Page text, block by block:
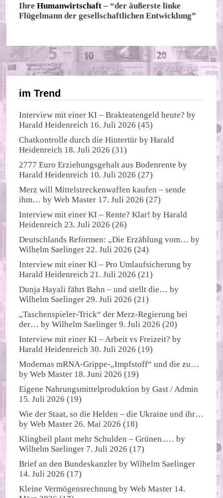
IhreHumanwirtschaft – “der äußerste linke
Flügelmann der gesellschaftlichen Entwicklung”
im Trend
Interview mit einer KI – Brakteatengeld heute? by
Harald Heidenreich 16. Juli 2026 (45)
Chatkontrolle durch die Hintertür byHarald
Heidenreich 18. Juli 2026 (31)
2777 Euro Erziehungsgehalt aus Bodenrente by
Harald Heidenreich 10. Juli 2026 (27)
Merz will Mittelstreckenwaffen kaufen – sende
ihm… byWeb Master 17. Juli 2026 (27)
Interview mit einer KI – Rente? Klar! byHarald
Heidenreich 23. Juli 2026 (26)
Deutschlands Reformen: „Die Erzählung vom… by
Wilhelm Saelinger 22. Juli 2026 (24)
Interview mit einer KI – Pro Umlaufsicherung by
Harald Heidenreich 21. Juli 2026 (21)
Dunja Hayali fährt Bahn – und stellt die… by
Wilhelm Saelinger 29. Juli 2026 (21)
„Taschenspieler-Trick“ der Merz-Regierung bei
der… byWilhelm Saelinger 9. Juli 2026 (20)
Interview mit einer KI – Arbeit vs Freizeit? by
Harald Heidenreich 30. Juli 2026 (19)
Modernas mRNA-Grippe-„Impfstoff“ und die zu…
byWeb Master 18. Juni 2026 (19)
Eigene Nahrungsmittelproduktion byGast / Admin
15. Juli 2026 (19)
Wie der Staat, so die Helden – die Ukraine und ihr…
byWeb Master 26. Mai 2026 (18)
Klingbeil plant mehr Schulden – Grünen..… by
Wilhelm Saelinger 7. Juli 2026 (17)
Brief an den Bundeskanzler byWilhelm Saelinger
14. Juli 2026 (17)
Kleine Vermögensrechnung byWeb Master 14.